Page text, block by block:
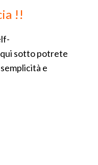
!!
qui sotto potrete
e